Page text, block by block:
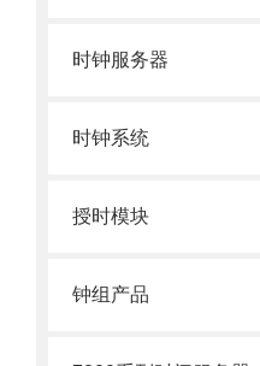
时钟服务器
时钟系统
授时模块
钟组产品